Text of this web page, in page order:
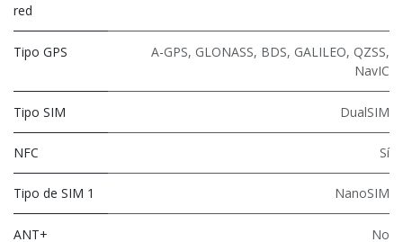
red
Tipo GPS
A-GPS, GLONASS, BDS, GALILEO, QZSS,
NavIC
Tipo SIM DualSIM
NFC Sí
Tipo de SIM 1 NanoSIM
ANT+ No